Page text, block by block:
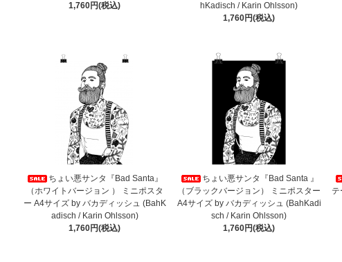
1,760円(税込)
hKadisch / Karin Ohlsson)
1,760円(税込)
ちょい悪サンタ『Bad Santa』
（ホワイトバージョン ） ミニポスタ
ー A4サイズ by バカディッシュ (BahK
adisch / Karin Ohlsson)
1,760円(税込)
ちょい悪サンタ『Bad Santa 』
（ブラックバージョン） ミニポスター
A4サイズ by バカディッシュ (BahKadi
sch / Karin Ohlsson)
1,760円(税込)